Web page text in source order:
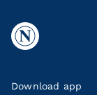
Download app